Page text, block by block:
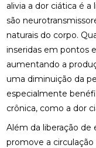
alivia a dor ciática é
são
naturais do corpo.
inseridas em pontos
aumentando a
uma diminuição da
especialmente
crônica, como a dor
Além da liberação
promove a
TRANSFORMAR
COMO A OSTEOPATIA PODE AJUDAR NA
TRATAMENTO
COMO A OSTEOPATIA PODE ALIVIAR A DOR NO
NERVO CIÁTICO
QUALIDADE DE